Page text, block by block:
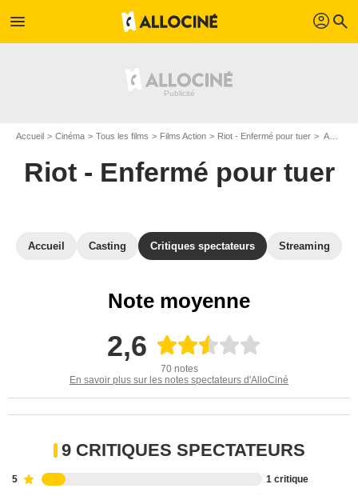
menu profil search
Accueil Cinéma Tous les films Films Action Riot - Enfermé pour tuer Avis sur Riot - Enfermé pour tuer
Riot - Enfermé pour tuer
Accueil Casting Critiques spectateurs Streaming
Note moyenne
2,6
70 notes
En savoir plus sur les notes spectateurs d'AlloCiné
9 CRITIQUES SPECTATEURS
5 1 critique